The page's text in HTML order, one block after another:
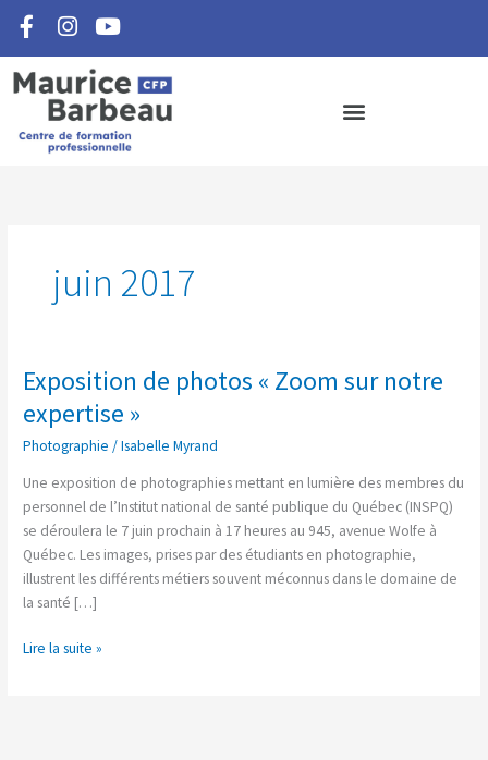
contenu
F
a
c
e
b
o
I
n
s
t
a
g
r
Y
o
u
t
u
b
e
juin 2017
Exposition de photos « Zoom sur notre
expertise »
Photographie /Isabelle Myrand
Une exposition de photographies mettant en lumière des membres du
personnel de l’Institut national de santé publique du Québec (INSPQ)
se déroulera le 7 juin prochain à 17 heures au 945, avenue Wolfe à
Québec. Les images, prises par des étudiants en photographie,
illustrent les différents métiers souvent méconnus dans le domaine de
la santé […]
Exposition
photos
«
notre
»
Lire la suite »